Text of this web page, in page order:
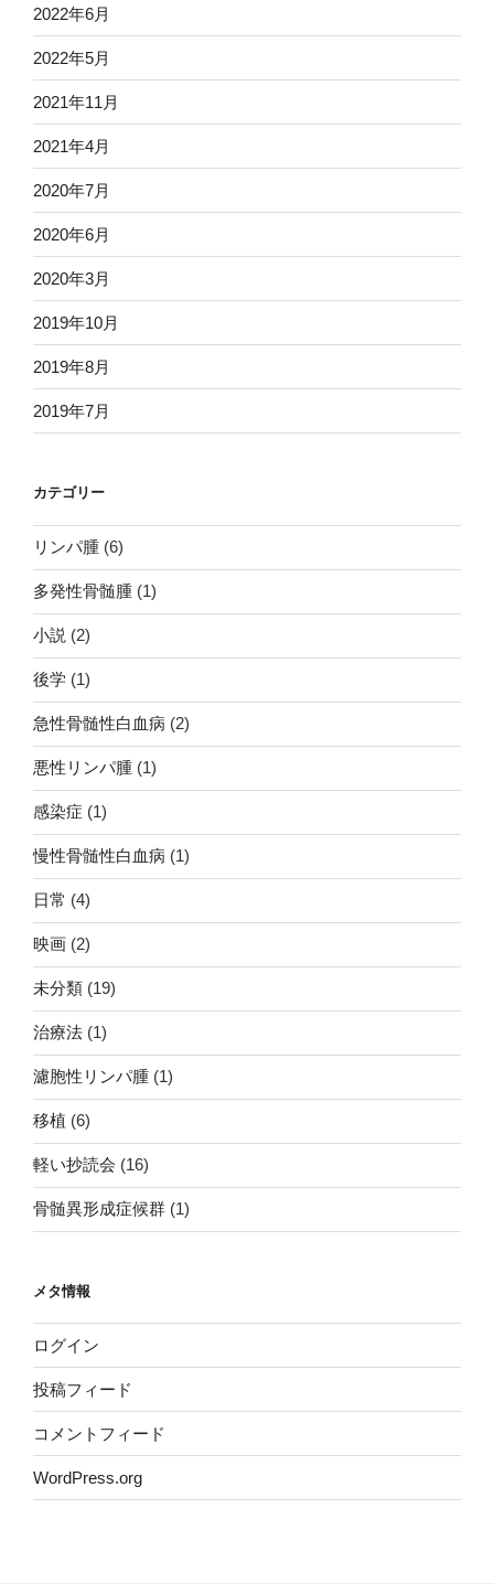
2022年6月
2022年5月
2021年11月
2021年4月
2020年7月
2020年6月
2020年3月
2019年10月
2019年8月
2019年7月
カテゴリー
リンパ腫 (6)
多発性骨髄腫 (1)
小説 (2)
後学 (1)
急性骨髄性白血病 (2)
悪性リンパ腫 (1)
感染症 (1)
慢性骨髄性白血病 (1)
日常 (4)
映画 (2)
未分類 (19)
治療法 (1)
濾胞性リンパ腫 (1)
移植 (6)
軽い抄読会 (16)
骨髄異形成症候群 (1)
メタ情報
ログイン
投稿フィード
コメントフィード
WordPress.org